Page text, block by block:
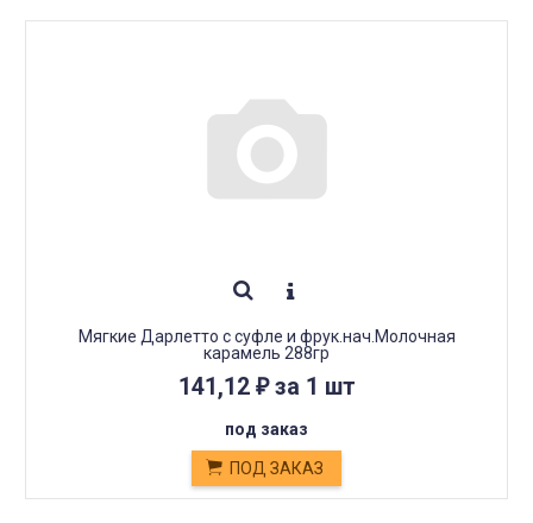
Мягкие Дарлетто с суфле и фрук.нач.Молочная
карамель 288гр
141,12 ₽за 1 шт
под заказ
ПОД ЗАКАЗ